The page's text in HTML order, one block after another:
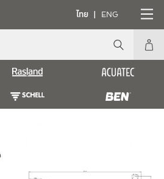
ไทย ENG